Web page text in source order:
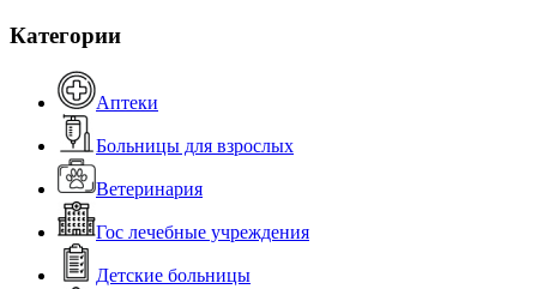
Категории
Аптеки
Больницы для взрослых
Ветеринария
Гос лечебные учреждения
Детские больницы